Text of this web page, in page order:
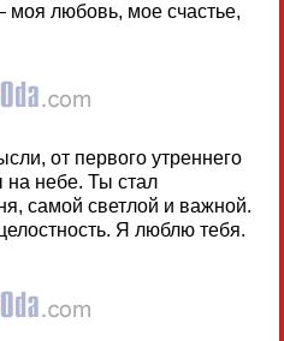
любовь, мое счастье,
от первого утреннего
на небе. Ты стал
самой светлой и важной.
Я люблю тебя.